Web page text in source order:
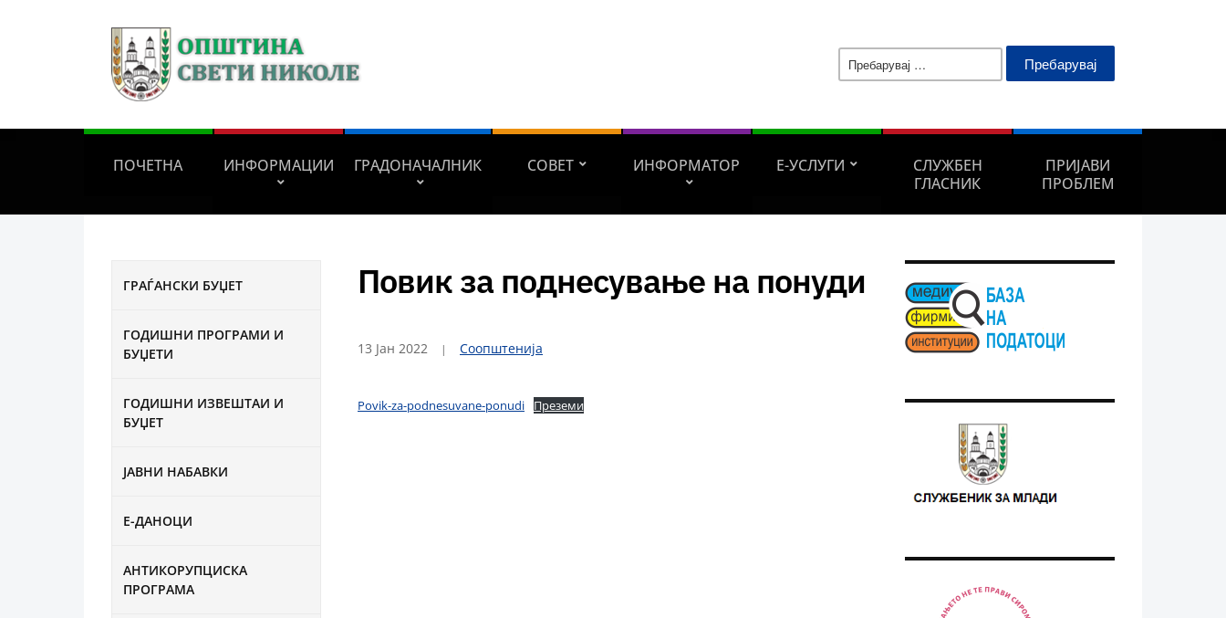
Пребарувај
ПОЧЕТНА ИНФОРМАЦИИ ГРАДОНАЧАЛНИК СОВЕТ ИНФОРМАТОР Е-УСЛУГИ
СЛУЖБЕН
ГЛАСНИК
ПРИЈАВИ
ПРОБЛЕМ
ГРАЃАНСКИ БУЏЕТ
ГОДИШНИ ПРОГРАМИ И
БУЏЕТИ
ГОДИШНИ ИЗВЕШТАИ И
БУЏЕТ
ЈАВНИ НАБАВКИ
Е-ДАНОЦИ
АНТИКОРУПЦИСКА
ПРОГРАМА
Повик за поднесување на понуди
13 Јан 2022 Соопштенија
Povik-za-podnesuvane-ponudi Преземи